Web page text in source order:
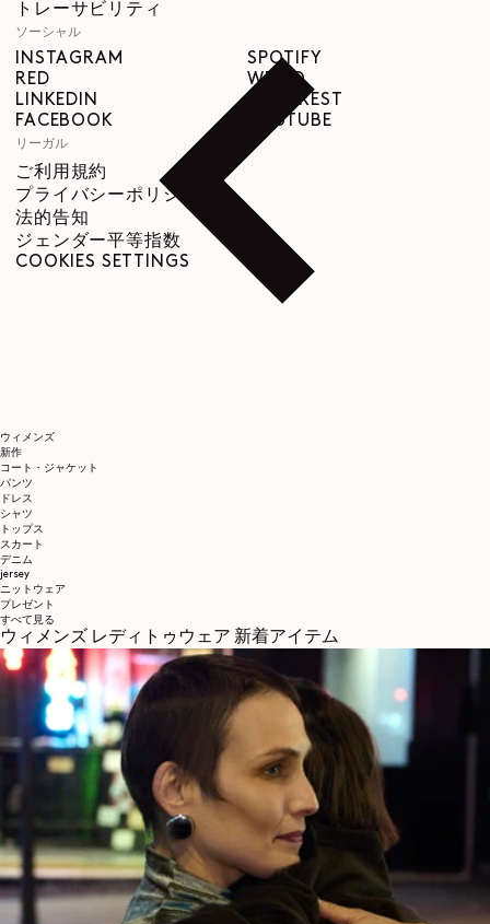
ウィメンズ
新作
コート・ジャケット
パンツ
ドレス
シャツ
トップス
スカート
デニム
jersey
ニットウェア
プレゼント
すべて見る
ウィメンズ レディトゥウェア 新着アイテム
トレーサビリティ
ソーシャル
INSTAGRAM
RED
LINKEDIN
FACEBOOK
SPOTIFY
WEIBO
PINTEREST
YOUTUBE
リーガル
ご利用規約
プライバシーポリシー
法的告知
ジェンダー平等指数
COOKIES SETTINGS